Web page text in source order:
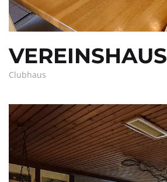
VEREINSHAUS
Clubhaus